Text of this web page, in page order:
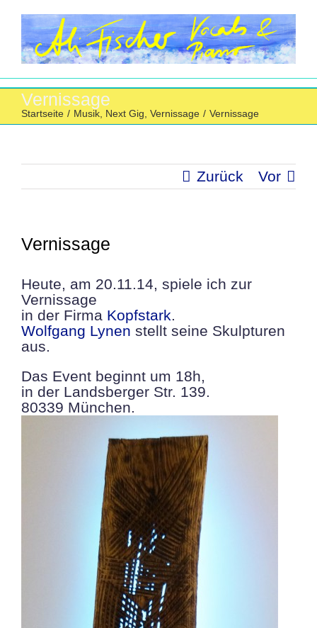
Inhalt
springen
Vernissage
Startseite / Musik, Next Gig, Vernissage / Vernissage
Zurück Vor
Vernissage
Heute, am 20.11.14, spiele ich zur
Vernissage
in der Firma Kopfstark.
Wolfgang Lynen stellt seine Skulpturen
aus.
Das Event beginnt um 18h,
in der Landsberger Str. 139.
80339 München.